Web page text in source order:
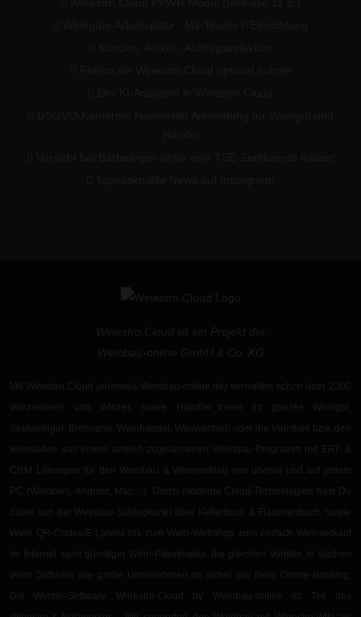
Winestro.Cloud ist ein Projekt der
Weinbau-online GmbH & Co. KG
Mit Winestro.Cloud (ehemals Weinbau-online.de) verwalten schon
über 2300
Winzerinnen und Winzer
, sowie Händler_Innen
ihr ganzes Weingut,
Sektweingut
Brennerei Weinhandel, Weinvertrieb oder die Vinothek
bzw. den
Weinladen aus einem
amtlich zugelassenen Weinbau-Programm
mit ERP &
CRM Lösungen für den Weinbau & Weinvertrieb von überall und auf jedem
PC (Windows, Android, Mac ...). Durch moderne
Cloud-Technologien
hast Du
dabei von der
Weinbau-Schlagkartei über Kellerbuch & Flaschenbuch
, sowie
Wein QR-Codes/E-Labels
bis zum Wein-Webshop zum einfach Weinverkauf
im Internet samt günstiger
Wein-Paketmarke die gleichen
Vorteile in Sachen
Wein Software wie große Unternehmen so sicher wie beim Online-Banking
Die Winzer-Software Winestro.Cloud by Weinbau-online ist Teil des